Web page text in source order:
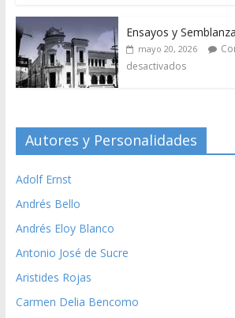
Ensayos y
mayo 20, 2026
desactivados
Autores y Personalidades
Adolf Ernst
Andrés Bello
Andrés Eloy Blanco
Antonio José de Sucre
Aristides Rojas
Carmen Delia Bencomo